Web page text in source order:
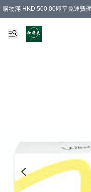
購物滿 HKD 500.00即享免運費